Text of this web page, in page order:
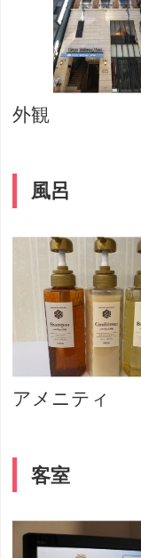
外観
風呂
アメニティ
客室